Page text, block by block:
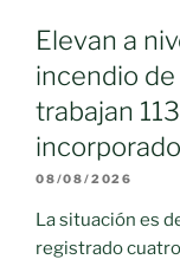
Elevan a
incendio
trabajan
08/08/2026
La situación es
registrado